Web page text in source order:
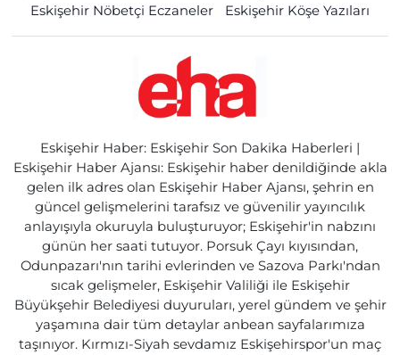
Eskişehir Nöbetçi Eczaneler
Eskişehir Köşe Yazıları
Eskişehir Haber: Eskişehir Son Dakika Haberleri |
Eskişehir Haber Ajansı: Eskişehir haber denildiğinde akla
gelen ilk adres olan Eskişehir Haber Ajansı, şehrin en
güncel gelişmelerini tarafsız ve güvenilir yayıncılık
anlayışıyla okuruyla buluşturuyor; Eskişehir'in nabzını
günün her saati tutuyor. Porsuk Çayı kıyısından,
Odunpazarı'nın tarihi evlerinden ve Sazova Parkı'ndan
sıcak gelişmeler, Eskişehir Valiliği ile Eskişehir
Büyükşehir Belediyesi duyuruları, yerel gündem ve şehir
yaşamına dair tüm detaylar anbean sayfalarımıza
taşınıyor. Kırmızı-Siyah sevdamız Eskişehirspor'un maç